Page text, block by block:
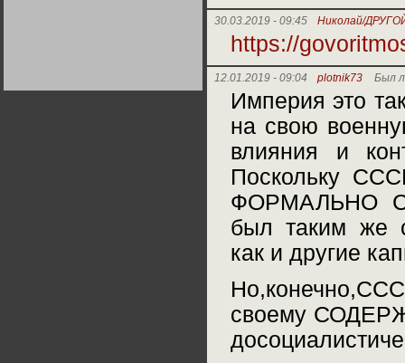
30.03.2019 - 09:45 Николай/
https://
12.01.2019 - 09:04 plotnik73 Был
Империя это
на свою
влияния и
Поскольку
ФОРМАЛЬНО
был таким же
как и другие
своему